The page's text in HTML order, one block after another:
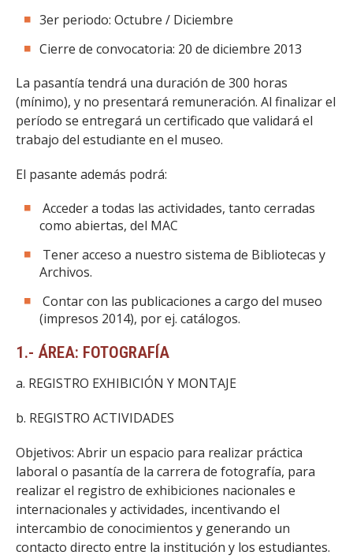
3er periodo: Octubre / Diciembre
Cierre de convocatoria: 20 de diciembre 2013
La pasantía tendrá una duración de 300 horas
(mínimo), y no presentará remuneración. Al finalizar el
período se entregará un certificado que validará el
trabajo del estudiante en el museo.
El pasante además podrá:
Acceder a todas las actividades, tanto cerradas
como abiertas, del MAC
Tener acceso a nuestro sistema de Bibliotecas y
Archivos.
Contar con las publicaciones a cargo del museo
(impresos 2014), por ej. catálogos.
1.- ÁREA: FOTOGRAFÍA
a. REGISTRO EXHIBICIÓN Y MONTAJE
b. REGISTRO ACTIVIDADES
Objetivos: Abrir un espacio para realizar práctica
laboral o pasantía de la carrera de fotografía, para
realizar el registro de exhibiciones nacionales e
internacionales y actividades, incentivando el
intercambio de conocimientos y generando un
contacto directo entre la institución y los estudiantes.